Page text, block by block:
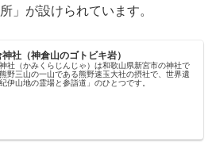
」が設けられています。
社（神倉山のゴトビキ岩）
社（かみくらじんじゃ）は和歌山県新宮市の神社で
野三山の一山である熊野速玉大社の摂社で、世界遺
伊山地の霊場と参詣道」のひとつです。